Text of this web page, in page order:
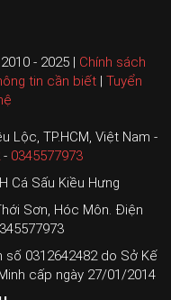
2010 - 2025 | Chính sách
tin cần biết| Tuyển
Lộc, TP.HCM, Việt Nam -
- 0345577973
Cá Sấu Kiều Hưng
Sơn, Hóc Môn. Điện
số 0312642482 do Sở Kế
cấp ngày 27/01/2014